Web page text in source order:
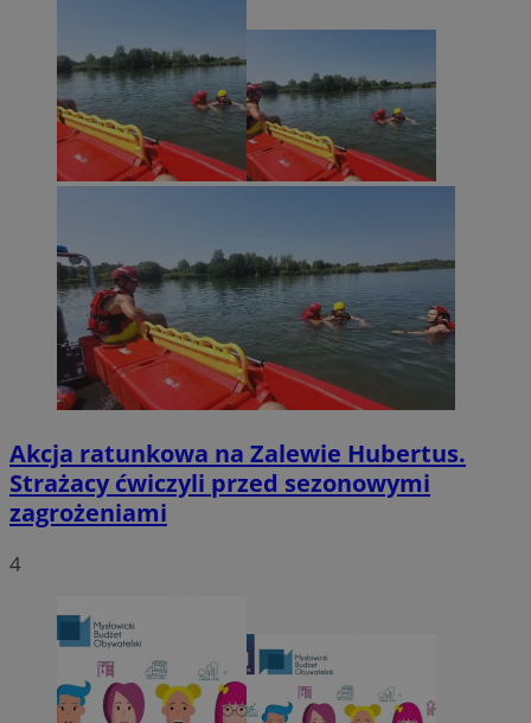
Akcja ratunkowa na Zalewie Hubertus.
Strażacy ćwiczyli przed sezonowymi
zagrożeniami
4